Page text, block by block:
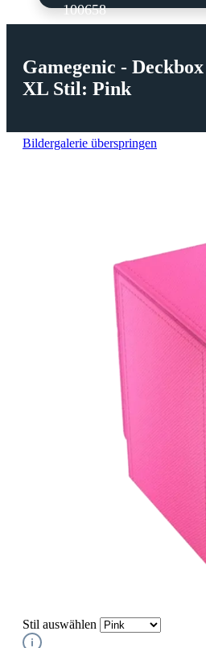
100658
Gamegenic -
XL Stil: Pink
Bildergalerie überspringen
Stil auswählen